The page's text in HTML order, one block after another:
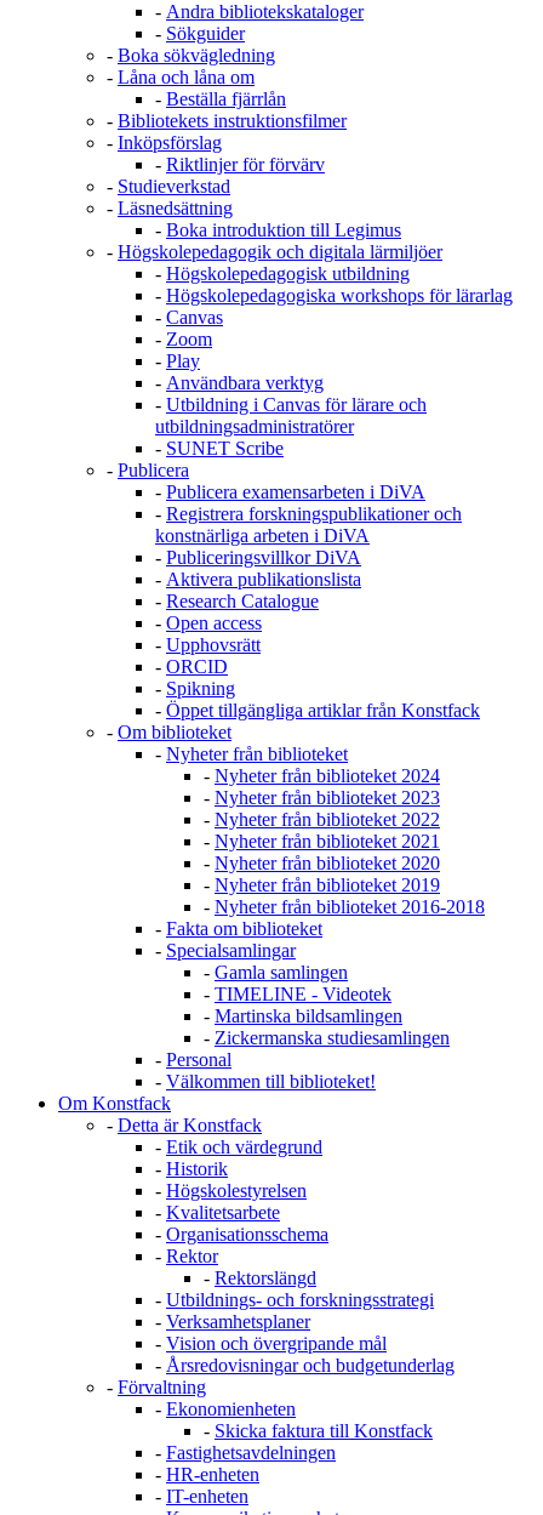
- Andra bibliotekskataloger
- Sökguider
- Boka sökvägledning
- Låna och låna om
- Beställa fjärrlån
- Bibliotekets instruktionsfilmer
- Inköpsförslag
- Riktlinjer för förvärv
- Studieverkstad
- Läsnedsättning
- Boka introduktion till Legimus
- Högskolepedagogik och digitala lärmiljöer
- Högskolepedagogisk utbildning
- Högskolepedagogiska workshops för lärarlag
- Canvas
- Zoom
- Play
- Användbara verktyg
- Utbildning i Canvas för lärare och
utbildningsadministratörer
- SUNET Scribe
- Publicera
- Publicera examensarbeten i DiVA
- Registrera forskningspublikationer och
konstnärliga arbeten i DiVA
- Publiceringsvillkor DiVA
- Aktivera publikationslista
- Research Catalogue
- Open access
- Upphovsrätt
- ORCID
- Spikning
- Öppet tillgängliga artiklar från Konstfack
- Om biblioteket
- Nyheter från biblioteket
- Nyheter från biblioteket 2024
- Nyheter från biblioteket 2023
- Nyheter från biblioteket 2022
- Nyheter från biblioteket 2021
- Nyheter från biblioteket 2020
- Nyheter från biblioteket 2019
- Nyheter från biblioteket 2016-2018
- Fakta om biblioteket
- Specialsamlingar
- Gamla samlingen
- TIMELINE - Videotek
- Martinska bildsamlingen
- Zickermanska studiesamlingen
- Personal
- Välkommen till biblioteket!
Om Konstfack
- Detta är Konstfack
- Etik och värdegrund
- Historik
- Högskolestyrelsen
- Kvalitetsarbete
- Organisationsschema
- Rektor
- Rektorslängd
- Utbildnings- och forskningsstrategi
- Verksamhetsplaner
- Vision och övergripande mål
- Årsredovisningar och budgetunderlag
- Förvaltning
- Ekonomienheten
- Skicka faktura till Konstfack
- Fastighetsavdelningen
- HR-enheten
- IT-enheten